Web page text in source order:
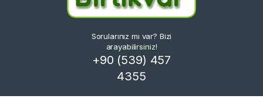
Sorularınız mı var? Bizi
arayabilirsiniz!
+90 (539) 457
4355